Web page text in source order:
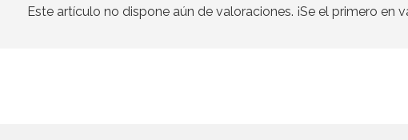
Este artículo no dispone aún de valoraciones. ¡Se el primero en